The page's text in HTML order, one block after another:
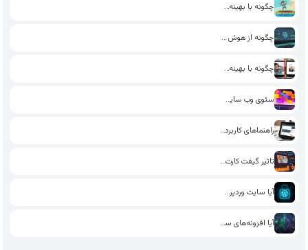
چگونه با بهینه‌سازی وردپرس، از…
چگونه از هوش مصنوعی برای…
چگونه با بهینه‌سازی وردپرس، تجربه…
سئوی وب سایت: چگونه با…
راهنماهای کاربردی برای مدیریت بهتر…
تاثیر گیفت کارت در بهبود…
آیا سایت وردپرسی شما در…
آیا افزونه‌های سئو در وردپرس…